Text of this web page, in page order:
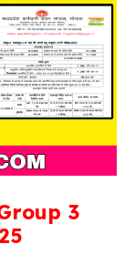
3